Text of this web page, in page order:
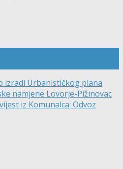
izradi Urbanističkog plana
namjene Lovorje-Pižinovac
iz Komunalca: Odvoz